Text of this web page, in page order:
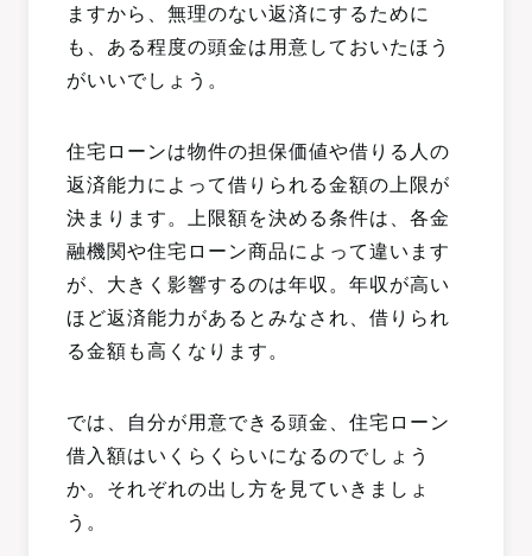
ますから、無理のない返済にするために
も、ある程度の頭金は用意しておいたほう
がいいでしょう。
住宅ローンは物件の担保価値や借りる人の
返済能力によって借りられる金額の上限が
決まります。上限額を決める条件は、各金
融機関や住宅ローン商品によって違います
が、大きく影響するのは年収。年収が高い
ほど返済能力があるとみなされ、借りられ
る金額も高くなります。
では、自分が用意できる頭金、住宅ローン
借入額はいくらくらいになるのでしょう
か。それぞれの出し方を見ていきましょ
う。